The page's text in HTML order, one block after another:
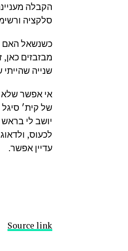
הקבלה
סלקציה
כשנשאל האם
מבזבזים
שנייה
אי אפשר שלא
של קית׳
יושב לי
לכעוס,
עדיין אפשר.
Source link